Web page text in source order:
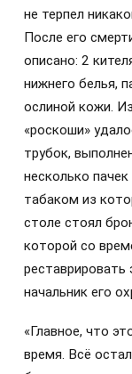
не терпел
После его
описано: 2
нижнего белья,
ослиной кожи.
«роскоши»
трубок,
несколько
табаком из
столе стоял
которой со
реставрировать
начальник его
«Главное, что
время. Всё